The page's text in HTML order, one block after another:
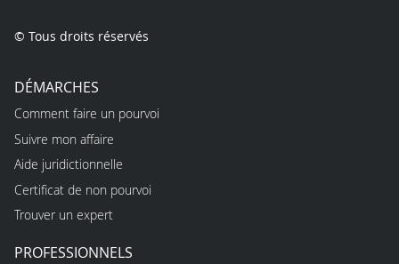
© Tous droits réservés
DÉMARCHES
Comment faire un pourvoi
Suivre mon affaire
Aide juridictionnelle
Certificat de non pourvoi
Trouver un expert
PROFESSIONNELS